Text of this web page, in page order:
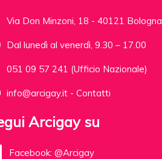
Via Don Minzoni, 18 - 40121 Bologna
Dal lunedì al venerdì, 9.30 – 17.00
051 09 57 241 (Ufficio Nazionale)
info@arcigay.it - Contatti
Arcigay su
Facebook: @Arcigay